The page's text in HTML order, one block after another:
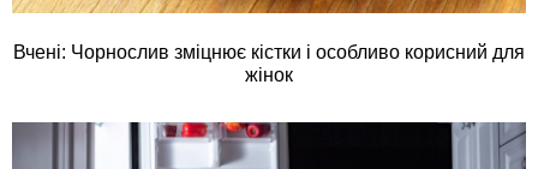
Вчені: Чорнослив зміцнює кістки і особливо корисний для
жінок